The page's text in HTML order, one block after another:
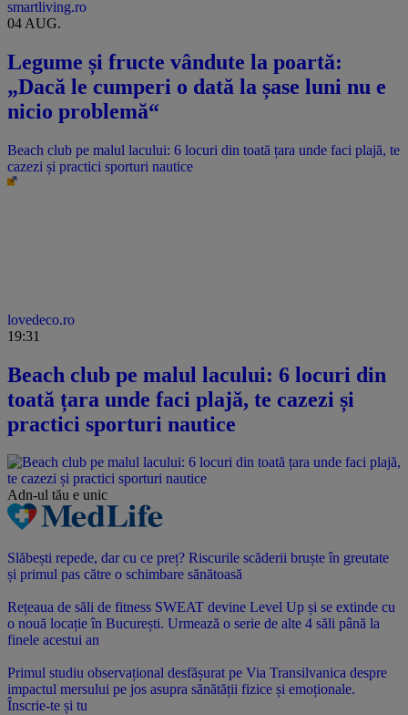
smartliving.ro
04 AUG.
Legume și fructe vândute la poartă:
„Dacă le cumperi o dată la șase luni nu e
nicio problemă“
Beach club pe malul lacului: 6 locuri din toată țara unde faci plajă, te
cazezi și practici sporturi nautice
lovedeco.ro
19:31
Beach club pe malul lacului: 6 locuri din
toată țara unde faci plajă, te cazezi și
practici sporturi nautice
Adn-ul tău e unic
Slăbești repede, dar cu ce preț? Riscurile scăderii bruște în greutate
și primul pas către o schimbare sănătoasă
Rețeaua de săli de fitness SWEAT devine Level Up și se extinde cu
o nouă locație în București. Urmează o serie de alte 4 săli până la
finele acestui an
Primul studiu observațional desfășurat pe Via Transilvanica despre
impactul mersului pe jos asupra sănătății fizice și emoționale.
Înscrie-te și tu